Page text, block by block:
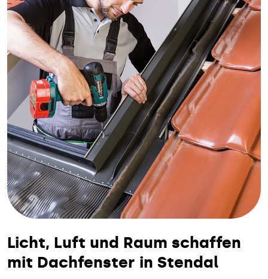
Licht, Luft und Raum schaffen
mit Dachfenster in Stendal